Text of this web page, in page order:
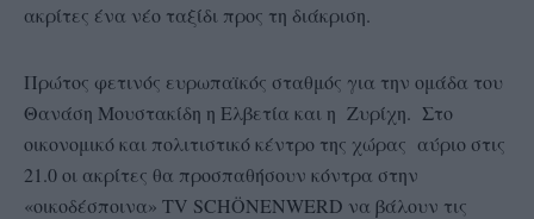
ακρίτες ένα νέο ταξίδι προς τη διάκριση.
Πρώτος φετινός ευρωπαϊκός σταθμός για την ομάδα του
Θανάση Μουστακίδη η Ελβετία και η Ζυρίχη. Στο
οικονομικό και πολιτιστικό κέντρο της χώρας αύριο στις
21.0 οι ακρίτες θα προσπαθήσουν κόντρα στην
«οικοδέσποινα» TV SCHÖNENWERD να βάλουν τις